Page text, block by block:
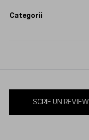
Categorii
SCRIE UN REVIEW